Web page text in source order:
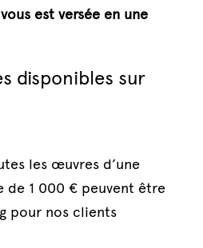
est versée en une
disponibles sur
les œuvres d’une
de 1 000 € peuvent être
pour nos clients